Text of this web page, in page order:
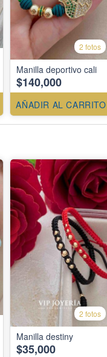
2 fotos
Manilla deportivo cali
$140,000
AÑADIR AL CARRITO
2 fotos
Manilla destiny
$35,000